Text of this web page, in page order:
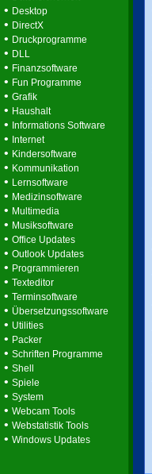
• Desktop
• DirectX
• Druckprogramme
• DLL
• Finanzsoftware
• Fun Programme
• Grafik
• Haushalt
• Informations Software
• Internet
• Kindersoftware
• Kommunikation
• Lernsoftware
• Medizinsoftware
• Multimedia
• Musiksoftware
• Office Updates
• Outlook Updates
• Programmieren
• Texteditor
• Terminsoftware
• Übersetzungssoftware
• Utilities
• Packer
• Schriften Programme
• Shell
• Spiele
• System
• Webcam Tools
• Webstatistik Tools
• Windows Updates